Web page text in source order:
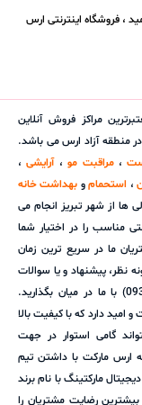
، فروشگاه اینترنتی ارس
مراکز فروش آنلاین
منطقه آزاد ارس می باشد.
،مراقبت مو،آرایشی،
، استحمامو بهداشت خانه
ها از شهر تبریز انجام می
مناسب را در اختیار شما
ما در سریع ترین زمان
نظر، پیشنهاد و یا سوالات
خود را از طریق پشتیبانی آنلاین مجموعه (09375309238) با ما در میان بگذارید.
امید دارد که با کیفیت بالا
گامی استوار در جهت
ارس مارکت با داشتن تیم
مارکتینگ با نام برند
رضایت مشتریان را